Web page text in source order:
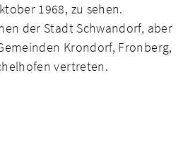
1968, zu sehen.
der Stadt Schwandorf, aber
Krondorf, Fronberg,
vertreten.